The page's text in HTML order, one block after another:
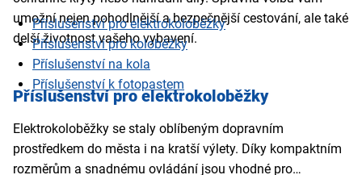
umožní nejen pohodlnější a bezpečnější cestování, ale také
delší životnost vašeho vybavení.
Příslušenství pro elektrokoloběžky
Příslušenství pro koloběžky
Příslušenství na kola
Příslušenství k fotopastem
Příslušenství pro elektrokoloběžky
Elektrokoloběžky se staly oblíbeným dopravním
prostředkem do města i na kratší výlety. Díky kompaktním
rozměrům a snadnému ovládání jsou vhodné pro